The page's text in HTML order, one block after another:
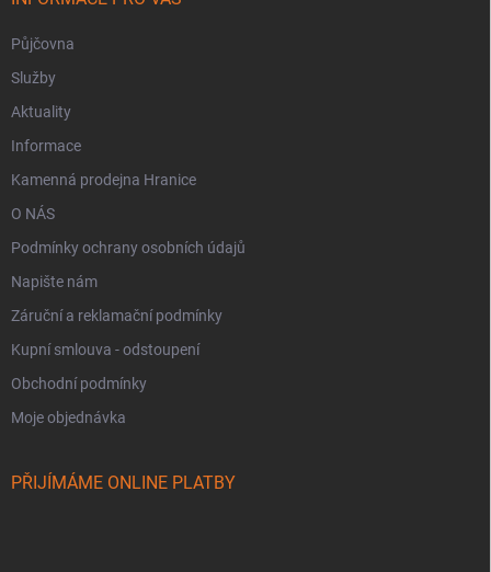
Půjčovna
Služby
Aktuality
Informace
Kamenná prodejna Hranice
O NÁS
Podmínky ochrany osobních údajů
Napište nám
Záruční a reklamační podmínky
Kupní smlouva - odstoupení
Obchodní podmínky
Moje objednávka
PŘIJÍMÁME ONLINE PLATBY